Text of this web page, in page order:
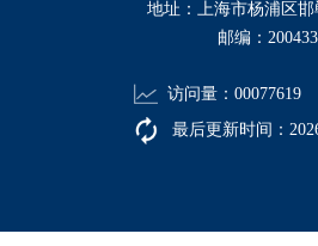
地址：上海市杨浦区邯
邮编：200433
访问量： 00077619
最后更新时间：